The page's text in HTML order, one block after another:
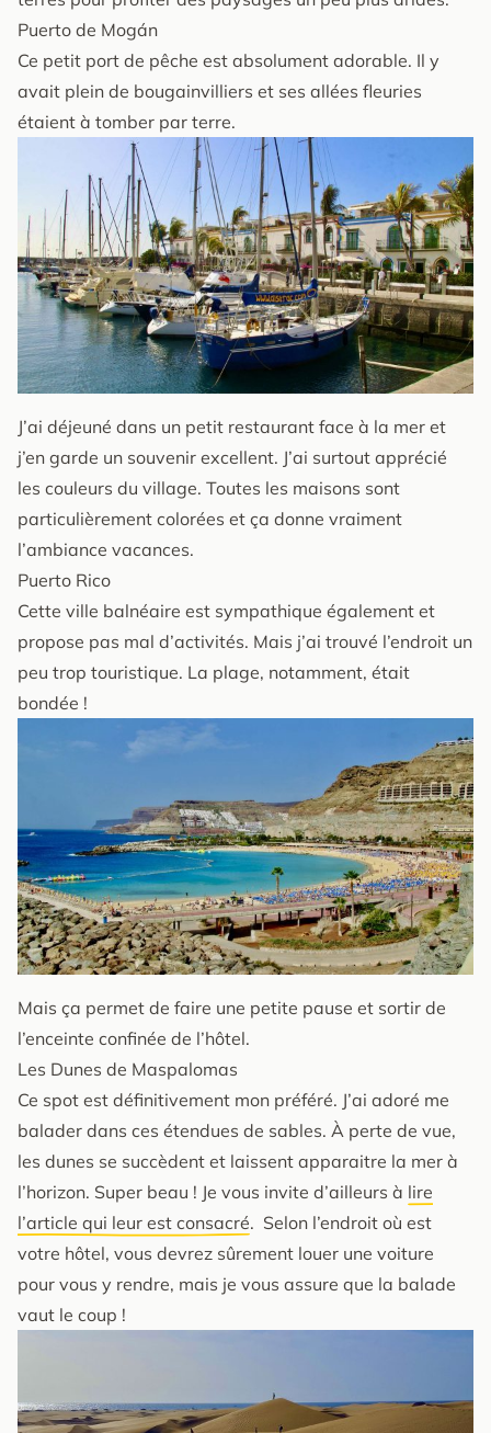
Puerto de Mogán
Ce petit port de pêche est absolument adorable. Il y
avait plein de bougainvilliers et ses allées fleuries
étaient à tomber par terre.
J’ai déjeuné dans un petit restaurant face à la mer et
j’en garde un souvenir excellent. J’ai surtout apprécié
les couleurs du village. Toutes les maisons sont
particulièrement colorées et ça donne vraiment
l’ambiance vacances.
Puerto Rico
Cette ville balnéaire est sympathique également et
propose pas mal d’activités. Mais j’ai trouvé l’endroit un
peu trop touristique. La plage, notamment, était
bondée !
Mais ça permet de faire une petite pause et sortir de
l’enceinte confinée de l’hôtel.
Les Dunes de Maspalomas
Ce spot est définitivement mon préféré. J’ai adoré me
balader dans ces étendues de sables. À perte de vue,
les dunes se succèdent et laissent apparaitre la mer à
l’horizon. Super beau ! Je vous invite d’ailleurs à lire
l’article qui leur est consacré. Selon l’endroit où est
votre hôtel, vous devrez sûrement louer une voiture
pour vous y rendre, mais je vous assure que la balade
vaut le coup !